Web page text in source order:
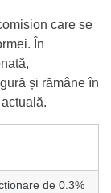
care se
În
și rămâne în
de 0.3%